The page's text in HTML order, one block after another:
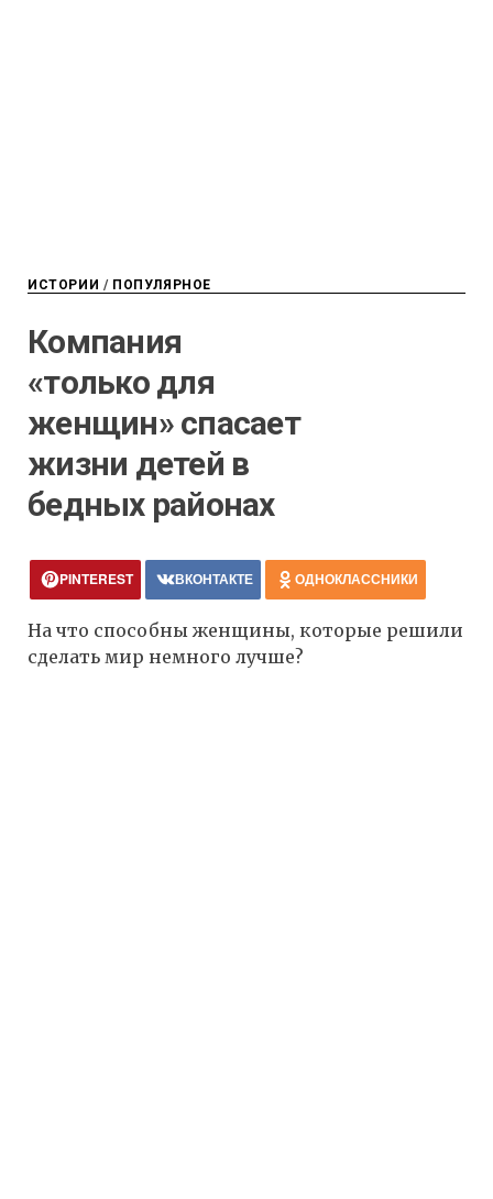
ИСТОРИИ / ПОПУЛЯРНОЕ
Компания
«только для
женщин» спасает
жизни детей в
бедных районах
PINTEREST ВКОНТАКТЕ ОДНОКЛАССНИКИ
На что способны женщины, которые решили
сделать мир немного лучше?